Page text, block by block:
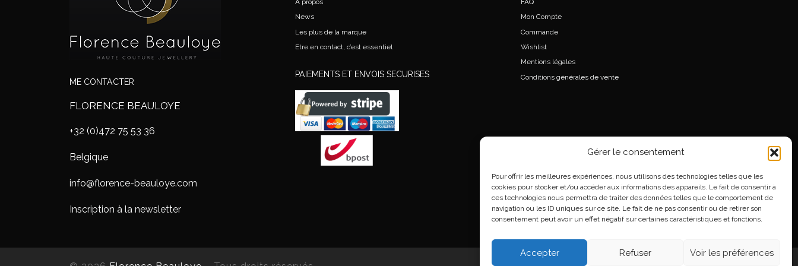
Gérer le consentement
Pour offrir les meilleures expériences, nous utilisons des technologies telles que les
cookies pour stocker et/ou accéder aux informations des appareils. Le fait de consentir à
ces technologies nous permettra de traiter des données telles que le comportement de
navigation ou les ID uniques sur ce site. Le fait de ne pas consentir ou de retirer son
consentement peut avoir un effet négatif sur certaines caractéristiques et fonctions.
Accepter Refuser Voir les préférences
ME CONTACTER
FLORENCE BEAULOYE
+32 (0)472 75 53 36
Belgique
info@florence-beauloye.com
Inscription à la newsletter
A propos
News
Les plus de la marque
Etre en contact, c’est essentiel
PAIEMENTS ET ENVOIS SECURISES
FAQ
Mon Compte
Commande
Wishlist
Mentions légales
Conditions générales de vente